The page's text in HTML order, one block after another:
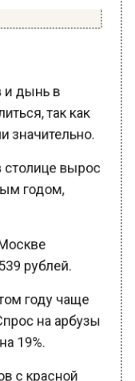
так как
значительно.
годом,
рублей.
году чаще
на арбузы
19%.
с красной